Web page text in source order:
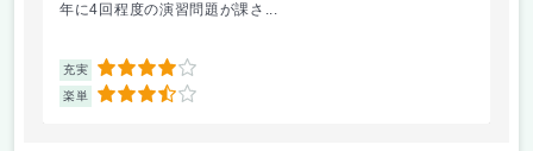
年に4回程度の演習問題が課さ...
充実 4
楽単 3.5